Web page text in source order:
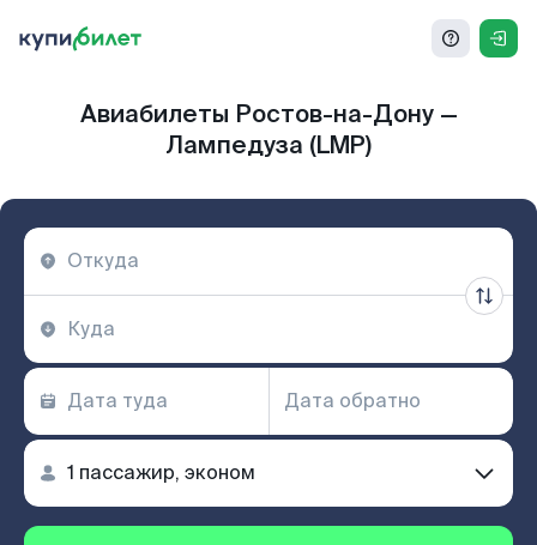
Авиабилеты Ростов-на-Дону —
Лампедуза (LMP)